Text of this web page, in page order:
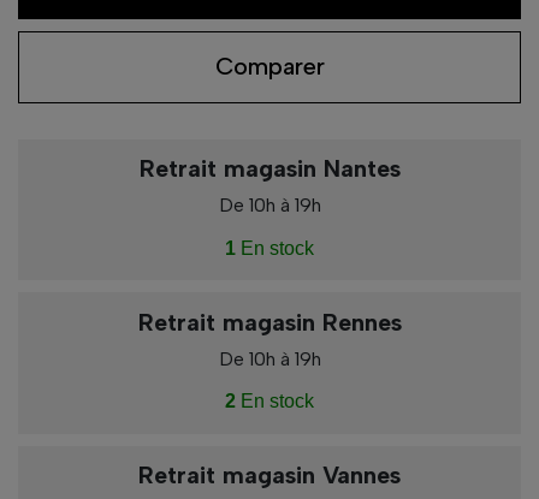
Comparer
Retrait magasin Nantes
De 10h à 19h
1 En stock
Retrait magasin Rennes
De 10h à 19h
2 En stock
Retrait magasin Vannes